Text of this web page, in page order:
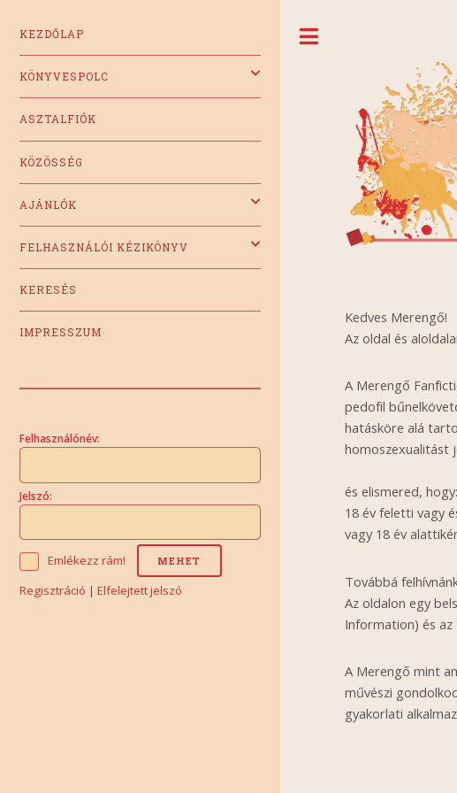
Kedves Merengő!
Az oldal és
A Merengő
pedofil
hatásköre alá
homoszexualitást
és elismered, hogy:
18 év feletti vagy
vagy 18 év
Továbbá
Az oldalon egy
Information) és
A Merengő mint
művészi
gyakorlati
KEZDŐLAP
KÖNYVESPOLC
ASZTALFIÓK
KÖZÖSSÉG
AJÁNLÓK
FELHASZNÁLÓI KÉZIKÖNYV
KERESÉS
IMPRESSZUM
Felhasználónév:
Jelszó:
Emlékezz rám!
Regisztráció | Elfelejtett jelszó